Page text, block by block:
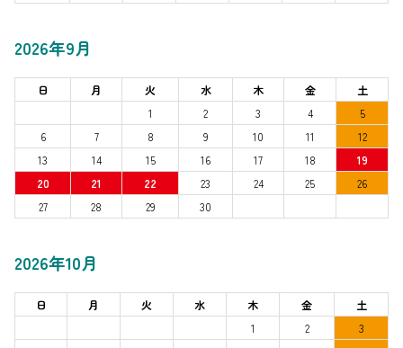
2026年9月
日 月 火 水 木 金
土
1
2 3 4
5
6
7 8 9 10 11
12
13
14 15 16 17 18
19
20
21 22 23 24 25
26
27
28 29 30
2026年10月
日 月 火 水 木 金
土
1
2
3